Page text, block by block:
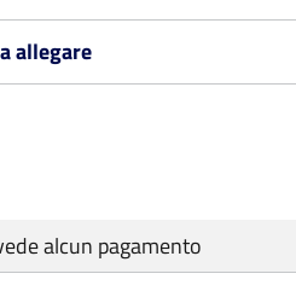
allegare
alcun pagamento